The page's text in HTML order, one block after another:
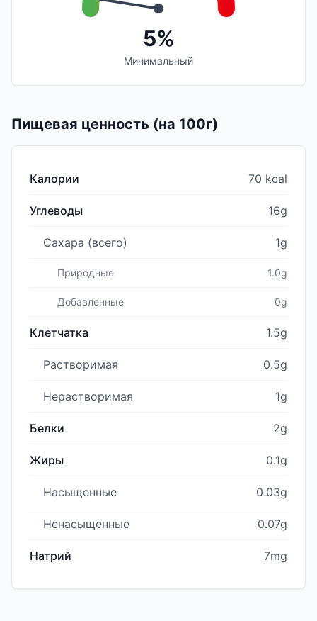
5%
Минимальный
Пищевая ценность (на 100г)
Калории 70 kcal
Углеводы 16g
Сахара (всего) 1g
Природные 1.0g
Добавленные 0g
Клетчатка 1.5g
Растворимая 0.5g
Нерастворимая 1g
Белки 2g
Жиры 0.1g
Насыщенные 0.03g
Ненасыщенные 0.07g
Натрий 7mg